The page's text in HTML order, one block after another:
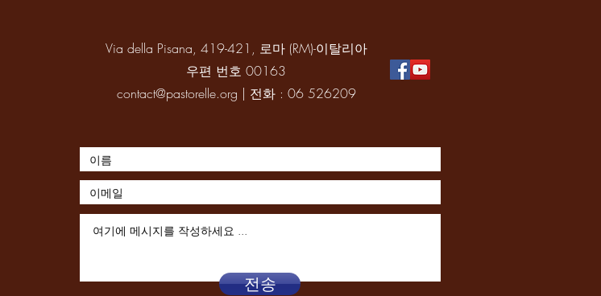
Via della Pisana, 419-421, 로마 (RM)-이탈리아
우편 번호 00163
contact@pastorelle.org | 전화 : 06 526209
전송